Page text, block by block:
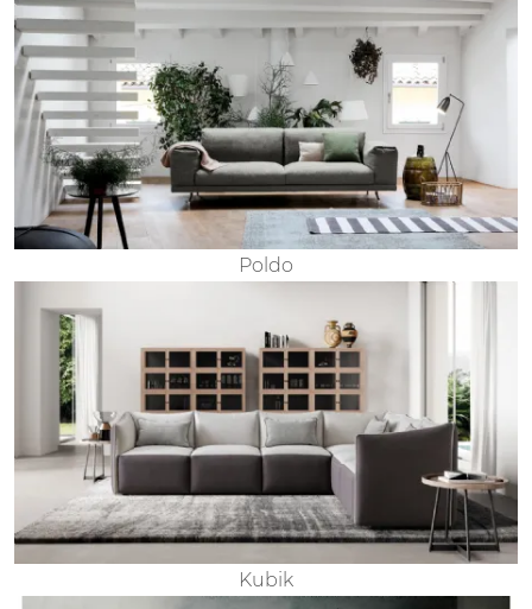
Poldo
Kubik